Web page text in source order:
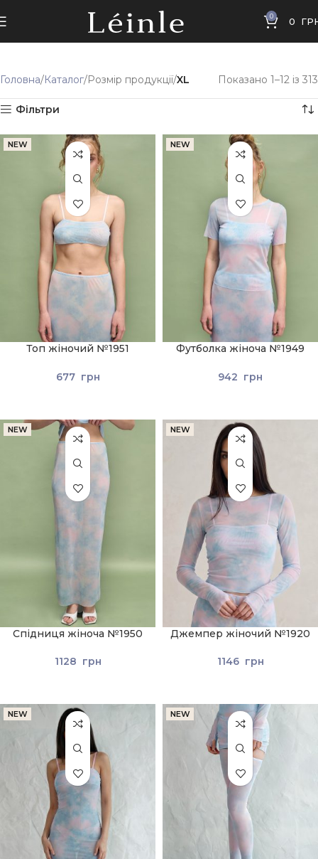
0 0
Головна Каталог Розмір продукції XL Показано 1–12 із 313
Фільтри
NEW
Топ жіночий №1951
677 грн
NEW
Футболка жіноча №1949
942 грн
NEW
Спідниця жіноча №1950
1128 грн
NEW
Джемпер жіночий №1920
1146 грн
NEW NEW